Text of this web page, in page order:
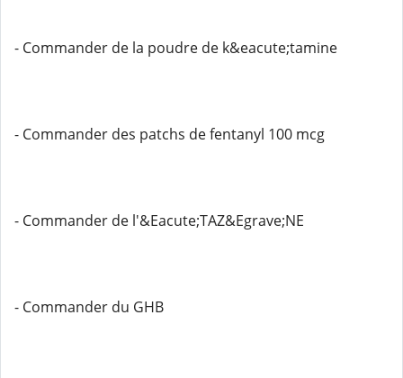
- Commander de la poudre de k&eacute;tamine
- Commander des patchs de fentanyl 100 mcg
- Commander de l'&Eacute;TAZ&Egrave;NE
- Commander du GHB